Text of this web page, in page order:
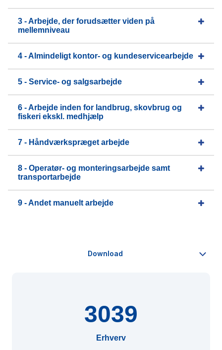
3 - Arbejde, der forudsætter viden på
mellemniveau
4 - Almindeligt kontor- og kundeservicearbejde
5 - Service- og salgsarbejde
6 - Arbejde inden for landbrug, skovbrug og
fiskeri ekskl. medhjælp
7 - Håndværkspræget arbejde
8 - Operatør- og monteringsarbejde samt
transportarbejde
9 - Andet manuelt arbejde
3039
Erhverv